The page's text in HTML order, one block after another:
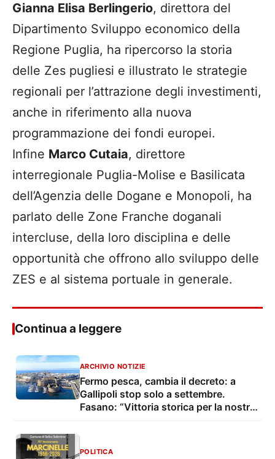
Gianna Elisa Berlingerio, direttora del
Dipartimento Sviluppo economico della
Regione Puglia, ha ripercorso la storia
delle Zes pugliesi e illustrato le strategie
regionali per l’attrazione degli investimenti,
anche in riferimento alla nuova
programmazione dei fondi europei.
Infine Marco Cutaia, direttore
interregionale Puglia-Molise e Basilicata
dell’Agenzia delle Dogane e Monopoli, ha
parlato delle Zone Franche doganali
intercluse, della loro disciplina e delle
opportunità che offrono allo sviluppo delle
ZES e al sistema portuale in generale.
Continua a leggere
ARCHIVIO NOTIZIE
Fermo pesca, cambia il decreto: a
Gallipoli stop solo a settembre.
Fasano: “Vittoria storica per la nostra
POLITICA